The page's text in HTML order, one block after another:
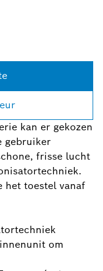
kan er gekozen
gebruiker
frisse lucht
het toestel vanaf
om